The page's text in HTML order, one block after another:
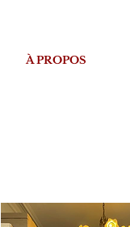
À PROPOS